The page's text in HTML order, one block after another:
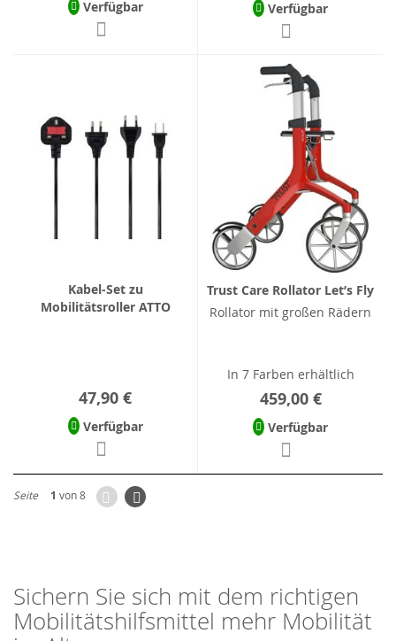
Verfügbar Verfügbar
Kabel-Set zu
Mobilitätsroller ATTO
47,90 €
Verfügbar
Trust Care Rollator Let’s Fly
Rollator mit großen Rädern
In 7 Farben erhältlich
459,00 €
Verfügbar
Seite 1 von 8 ZurückSeite
Weiter
Sichern Sie sich mit dem richtigen
Mobilitätshilfsmittel mehr Mobilität